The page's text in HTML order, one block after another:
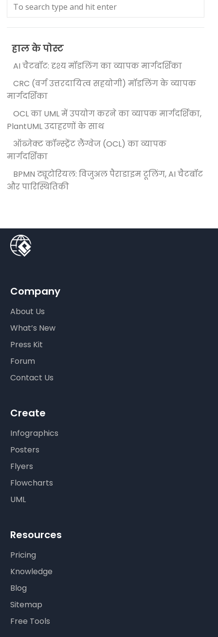
हाल के पोस्ट
AI चैटबॉट: दृश्य मॉडलिंग का व्यापक मार्गदर्शिका
CRC (वर्ग उत्तरदायित्व सहयोगी) मॉडलिंग के व्यापक
मार्गदर्शिका
OCL का UML में उपयोग करने का व्यापक मार्गदर्शिका,
PlantUML उदाहरणों के साथ
ऑब्जेक्ट कॉन्स्ट्रेंट लैंग्वेज (OCL) का व्यापक
मार्गदर्शिका
BPMN ट्यूटोरियल: विजुअल पैराडाइम टूलिंग, AI चैटबॉट
और पारिस्थितिकी
Company
About Us
What’s New
Press Kit
Forum
Contact Us
Create
Infographics
Posters
Flyers
Flowcharts
UML
Resources
Pricing
Knowledge
Blog
Sitemap
Free Tools